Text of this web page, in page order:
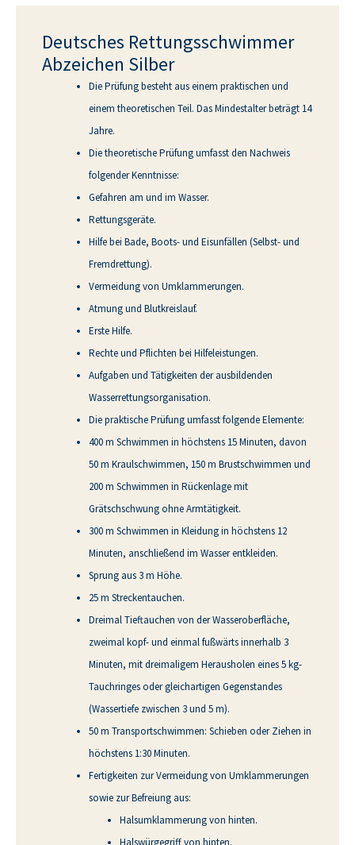
Deutsches Rettungs­schwimmer
Abzeichen Silber
Die Prüfung besteht aus einem praktischen und
einem theoretischen Teil. Das Mindestalter beträgt 14
Jahre.
Die theoretische Prüfung umfasst den Nachweis
folgender Kenntnisse:
Gefahren am und im Wasser.
Rettungsgeräte.
Hilfe bei Bade, Boots- und Eisunfällen (Selbst- und
Fremdrettung).
Vermeidung von Umklammerungen.
Atmung und Blutkreislauf.
Erste Hilfe.
Rechte und Pflichten bei Hilfeleistungen.
Aufgaben und Tätigkeiten der ausbildenden
Wasserrettungsorganisation.
Die praktische Prüfung umfasst folgende Elemente:
400 m Schwimmen in höchstens 15 Minuten, davon
50 m Kraulschwimmen, 150 m Brustschwimmen und
200 m Schwimmen in Rückenlage mit
Grätschschwung ohne Armtätigkeit.
300 m Schwimmen in Kleidung in höchstens 12
Minuten, anschließend im Wasser entkleiden.
Sprung aus 3 m Höhe.
25 m Streckentauchen.
Dreimal Tieftauchen von der Wasseroberfläche,
zweimal kopf- und einmal fußwärts innerhalb 3
Minuten, mit dreimaligem Herausholen eines 5 kg-
Tauchringes oder gleichartigen Gegenstandes
(Wassertiefe zwischen 3 und 5 m).
50 m Transportschwimmen: Schieben oder Ziehen in
höchstens 1:30 Minuten.
Fertigkeiten zur Vermeidung von Umklammerungen
sowie zur Befreiung aus:
Halsumklammerung von hinten.